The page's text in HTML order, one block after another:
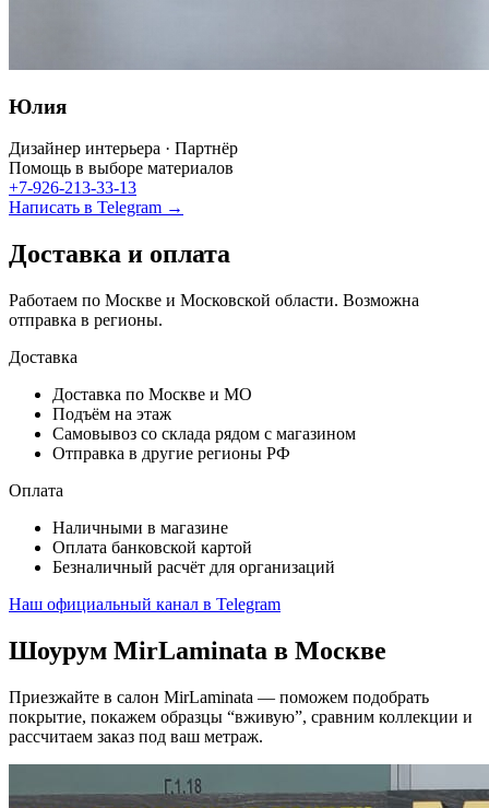
Юлия
Дизайнер интерьера · Партнёр
Помощь в выборе материалов
+7-926-213-33-13
Написать в Telegram →
Доставка и оплата
Работаем по Москве и Московской области. Возможна
отправка в регионы.
Доставка
Доставка по Москве и МО
Подъём на этаж
Самовывоз со склада рядом с магазином
Отправка в другие регионы РФ
Оплата
Наличными в магазине
Оплата банковской картой
Безналичный расчёт для организаций
Наш официальный канал в Telegram
Шоурум MirLaminata в Москве
Приезжайте в салон MirLaminata — поможем подобрать
покрытие, покажем образцы “вживую”, сравним коллекции и
рассчитаем заказ под ваш метраж.